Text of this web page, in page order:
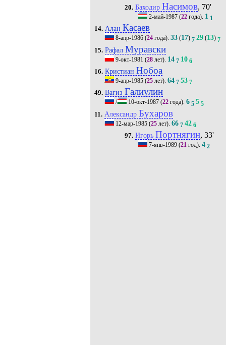
20. Баходир Насимов, 70'
2-май-1987 (22 года). 1 1
14. Алан Касаев
8-апр-1986(24года). 33(17) 7 29(13) 7
15. Рафал Муравски
9-окт-1981 (28лет). 14 7 10 6
16. Кристиан Нобоа
9-апр-1985(25лет). 64 7 53 7
49. Вагиз Галиулин
/ 10-окт-1987(22года). 6 5 5 5
11. Александр Бухаров
12-мар-1985(25лет). 66 7 42 6
97. Игорь Портнягин, 33'
7-янв-1989 (21 год).4 2